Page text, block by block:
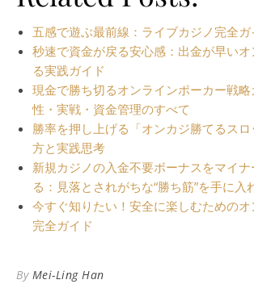
五感で遊ぶ最前線：ライブカジノ完全ガ
秒速で資金が戻る安心感：出金が早い
る実践ガイド
現金で勝ち切るオンラインポーカー戦
性・実戦・資金管理のすべて
勝率を押し上げる「オンカジ勝てるス
方と実践思考
新規カジノの入金不要ボーナスをマイ
る：見落とされがちな“勝ち筋”を手に入
今すぐ知りたい！安全に楽しむためのオ
完全ガイド
By Mei-Ling Han